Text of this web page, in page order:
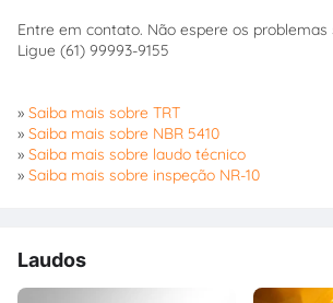
Entre em contato. Não espere os problemas
Ligue (61) 99993-9155
» Saiba mais sobre TRT
» Saiba mais sobre NBR 5410
» Saiba mais sobre laudo técnico
» Saiba mais sobre inspeção NR-10
Laudos